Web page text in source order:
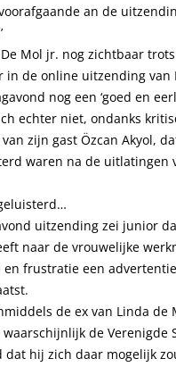
an de
Mol jr. nog zichtbaar
in de online uitzending van
nog een ‘goed en
echter niet, ondanks
zijn gast Özcan Akyol,
waren na de uitlatingen
uitzending zei junior
naar de vrouwelijke
en frustratie een
de ex van Linda de
de Verenigde
dat hij zich daar mogelijk